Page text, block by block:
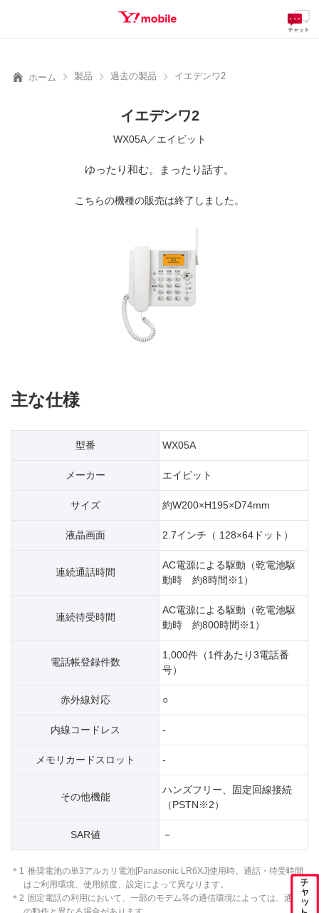
ホーム 製品 過去の製品 イエデンワ2
イエデンワ2
WX05A／エイビット
ゆったり和む。まったり話す。
こちらの機種の販売は終了しました。
主な仕様
型番 WX05A
メーカー エイビット
サイズ 約W200×H195×D74mm
液晶画面 2.7インチ（ 128×64ドット）
連続通話時間
AC電源による駆動（乾電池駆
動時 約8時間※1）
連続待受時間
AC電源による駆動（乾電池駆
動時 約800時間※1）
電話帳登録件数
1,000件（1件あたり3電話番
号）
赤外線対応 ○
内線コードレス -
メモリカードスロット -
その他機能
ハンズフリー、固定回線接続
（PSTN※2）
SAR値 －
＊1 推奨電池の単3アルカリ電池[Panasonic LR6XJ]使用時。通話・待受時間
はご利用環境、使用頻度、設定によって異なります。
＊2 固定電話の利用において、一部のモデム等の通信環境によっては、通常